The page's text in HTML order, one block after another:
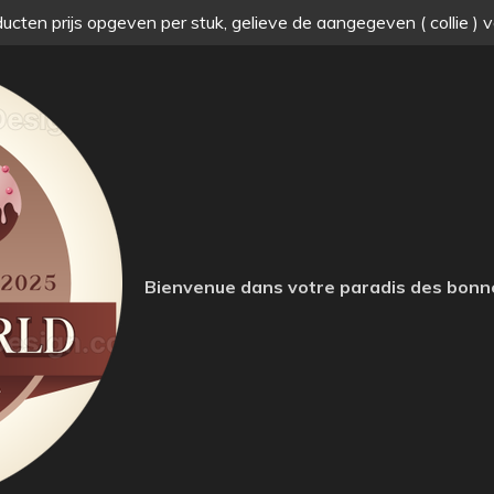
prijs opgeven per stuk, gelieve de aangegeven ( collie )
Bienvenue dans votre paradis des